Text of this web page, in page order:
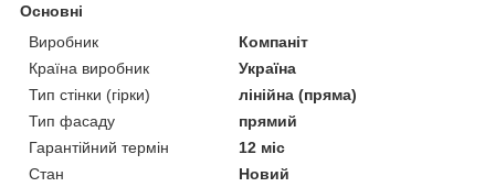
Основні
Виробник
Компаніт
Країна виробник
Україна
Тип стінки (гірки)
лінійна (пряма)
Тип фасаду
прямий
Гарантійний термін
12 міс
Стан
Новий